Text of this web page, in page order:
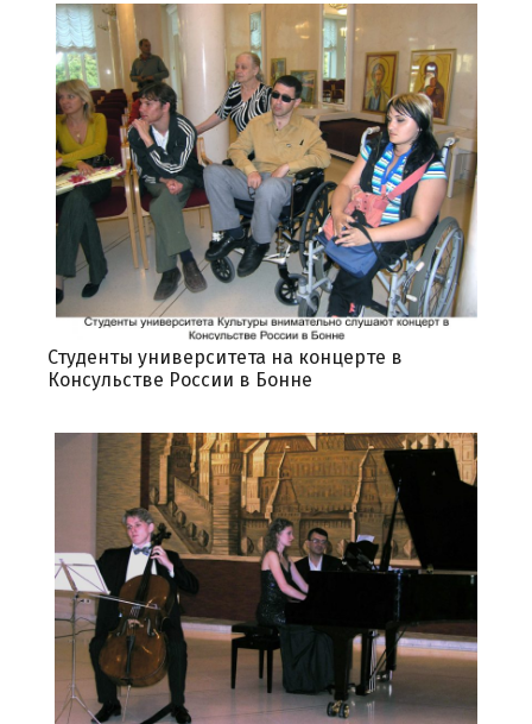
Студенты университета на концерте в
Консульстве России в Бонне